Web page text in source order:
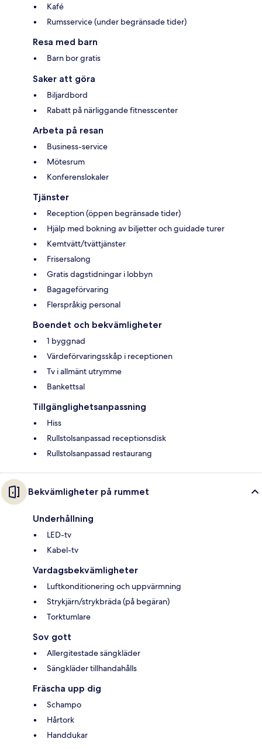
Kafé
Rumsservice (under begränsade tider)
Resa med barn
Barn bor gratis
Saker att göra
Biljardbord
Rabatt på närliggande fitnesscenter
Arbeta på resan
Business-service
Mötesrum
Konferenslokaler
Tjänster
Reception (öppen begränsade tider)
Hjälp med bokning av biljetter och guidade turer
Kemtvätt/tvättjänster
Frisersalong
Gratis dagstidningar i lobbyn
Bagageförvaring
Flerspråkig personal
Boendet och bekvämligheter
1 byggnad
Värdeförvaringsskåp i receptionen
Tv i allmänt utrymme
Bankettsal
Tillgänglighetsanpassning
Hiss
Rullstolsanpassad receptionsdisk
Rullstolsanpassad restaurang
Bekvämligheter på rummet
Underhållning
LED-tv
Kabel-tv
Vardagsbekvämligheter
Luftkonditionering och uppvärmning
Strykjärn/strykbräda (på begäran)
Torktumlare
Sov gott
Allergitestade sängkläder
Sängkläder tillhandahålls
Fräscha upp dig
Schampo
Hårtork
Handdukar